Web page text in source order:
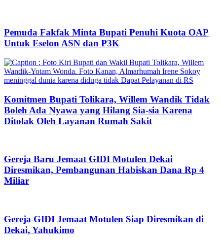
Pemuda Fakfak Minta Bupati Penuhi Kuota OAP
Untuk Eselon ASN dan P3K
Komitmen Bupati Tolikara, Willem Wandik Tidak
Boleh Ada Nyawa yang Hilang Sia-sia Karena
Ditolak Oleh Layanan Rumah Sakit
Gereja Baru Jemaat GIDI Motulen Dekai
Diresmikan, Pembangunan Habiskan Dana Rp 4
Miliar
Gereja GIDI Jemaat Motulen Siap Diresmikan di
Dekai, Yahukimo